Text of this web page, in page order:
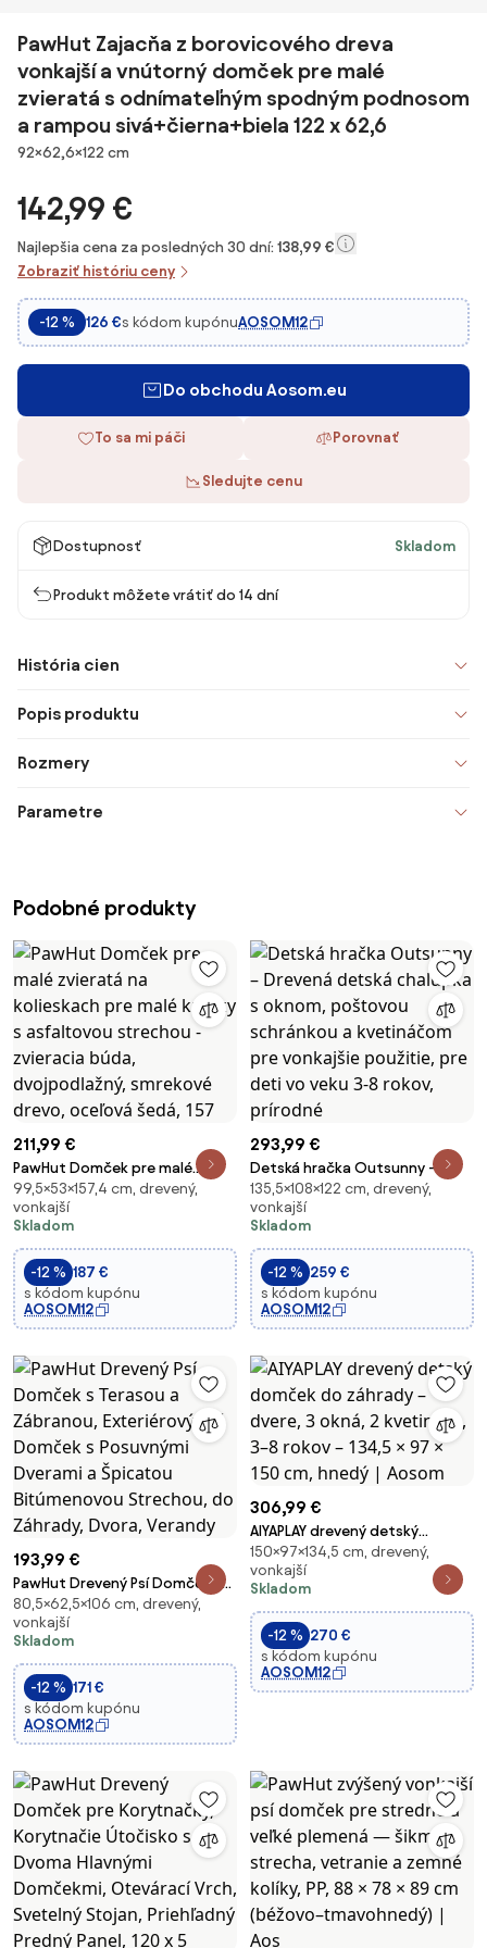
PawHut Zajacňa z borovicového dreva
vonkajší a vnútorný domček pre malé
zvieratá s odnímateľným spodným podnosom
a rampou sivá+čierna+biela 122 x 62,6
Rozmery
92×62,6×122 cm
142,99 €
Najlepšia cena za posledných 30 dní: 138,99 €
Zobraziť históriu ceny
-12 % 126 €s kódom kupónuAOSOM12
Do obchodu Aosom.eu
To sa mi páči Porovnať
Sledujte cenu
Dostupnosť Skladom
Produkt môžete vrátiť do 14 dní
História cien
Popis produktu
Rozmery
Parametre
Podobné produkty
211,99 €
PawHut Domček pre malé
zvieratá na kolieskach pre malé
králiky s asfaltovou strechou -
zvieracia búda, dvojpodlažný,
smrekové drevo, oceľová šedá,
157
99,5×53×157,4 cm, drevený,
vonkajší
Skladom
-12 % 187 €
s kódom kupónu
AOSOM12
293,99 €
Detská hračka Outsunny –
Drevená detská chalúpka s
oknom, poštovou schránkou a
kvetináčom pre vonkajšie
použitie, pre deti vo veku 3-8
rokov, prírodné
135,5×108×122 cm, drevený,
vonkajší
Skladom
-12 % 259 €
s kódom kupónu
AOSOM12
193,99 €
PawHut Drevený Psí Domček s
Terasou a Zábranou,
Exteriérový Psí Domček s
Posuvnými Dverami a Špicatou
Bitúmenovou Strechou, do
Záhrady, Dvora, Verandy
80,5×62,5×106 cm, drevený,
vonkajší
Skladom
-12 % 171 €
s kódom kupónu
AOSOM12
306,99 €
AIYAPLAY drevený detský
domček do záhrady – dvere, 3
okná, 2 kvetináče, 3–8 rokov –
134,5 × 97 × 150 cm, hnedý |
Aosom
150×97×134,5 cm, drevený,
vonkajší
Skladom
-12 % 270 €
s kódom kupónu
AOSOM12